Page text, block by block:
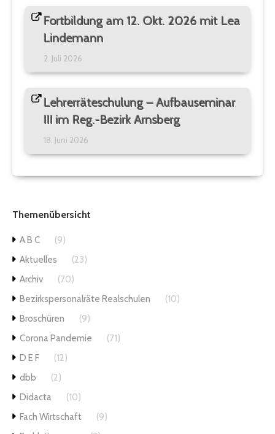
Fortbildung am 12. Okt. 2026 mit Lea
Lindemann
2. Juli 2026
Lehrerräteschulung – Aufbauseminar
III im Reg.-Bezirk Arnsberg
18. Juni 2026
Themenübersicht
A B C
(9)
Aktuelles
(23)
Archiv
(70)
Bezirkspersonalräte Realschulen
(10)
Broschüren
(9)
Corona Pandemie
(71)
D E F
(12)
dbb
(2)
Didacta
(10)
Fach Wirtschaft
(9)